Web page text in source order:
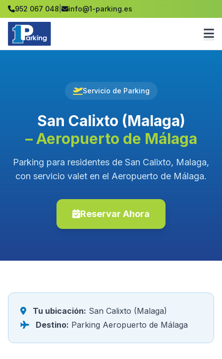
952 067 048 info@1-parking.es
Servicio de Parking
San Calixto (Malaga)
– Aeropuerto de Málaga
Parking para residentes de San Calixto, Malaga,
con servicio valet en el Aeropuerto de Málaga.
Reservar Ahora
Tu ubicación: San Calixto (Malaga)
Destino: Parking Aeropuerto de Málaga